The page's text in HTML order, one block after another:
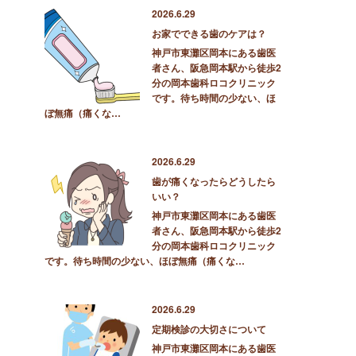
2026.6.29
お家でできる歯のケアは？
神戸市東灘区岡本にある歯医
者さん、阪急岡本駅から徒歩2
分の岡本歯科ロコクリニック
です。待ち時間の少ない、ほ
ぼ無痛（痛くな…
2026.6.29
歯が痛くなったらどうしたら
いい？
神戸市東灘区岡本にある歯医
者さん、阪急岡本駅から徒歩2
分の岡本歯科ロコクリニック
です。待ち時間の少ない、ほぼ無痛（痛くな…
2026.6.29
定期検診の大切さについて
神戸市東灘区岡本にある歯医